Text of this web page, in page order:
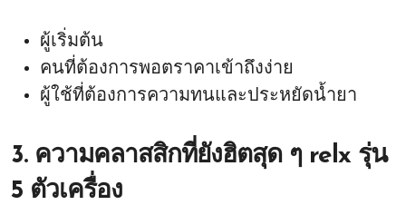
ผู้เริ่มต้น
คนที่ต้องการพอตราคาเข้าถึงง่าย
ผู้ใช้ที่ต้องการความทนและประหยัดน้ำยา
3. ความคลาสสิกที่ยังฮิตสุด ๆ relx รุ่น
5 ตัวเครื่อง